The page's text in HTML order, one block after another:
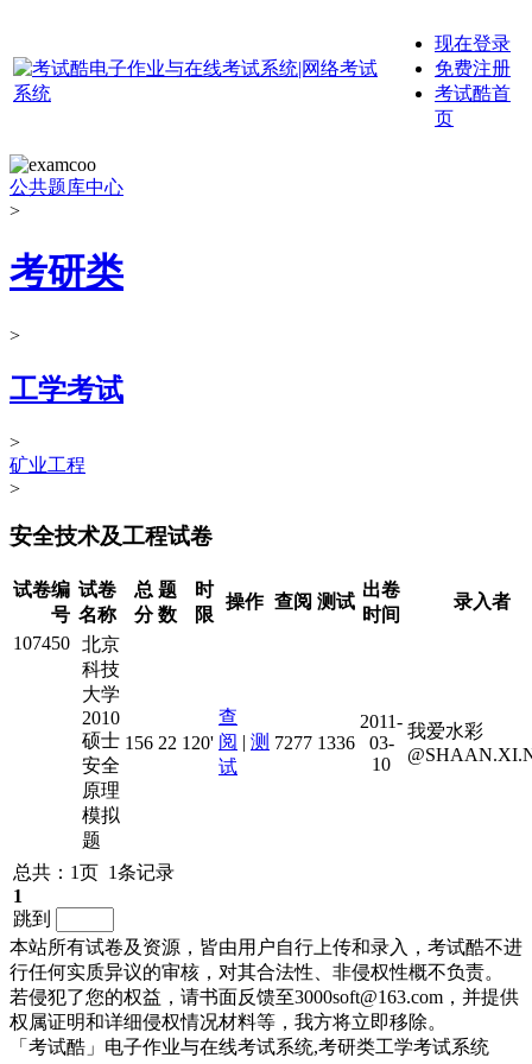
现在登录
免费注册
考试酷首
页
公共题库中心
>
考研类
>
工学考试
>
矿业工程
>
安全技术及工程试卷
试卷编
号
试卷
名称
总
分
题
数
时
限
操作 查阅 测试
出卷
时间
录入者
107450 北京
科技
大学
2010
硕士
安全
原理
模拟
题
156 22 120'
查
阅 | 测
试
7277 1336
2011-
03-
10
我爱水彩
总共：1页 1条记录
1
跳到
本站所有试卷及资源，皆由用户自行上传和录入，考试酷不进
行任何实质异议的审核，对其合法性、非侵权性概不负责。
若侵犯了您的权益，请书面反馈至3000soft@163.com，并提供
权属证明和详细侵权情况材料等，我方将立即移除。
「考试酷」电子作业与在线考试系统,考研类工学考试系统